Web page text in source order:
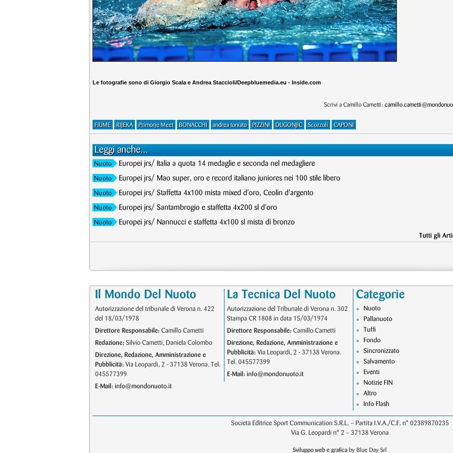
Le fotografie sono di Giorgio Scala e Andrea Staccioli/Deepbluemedia.eu - Inside.com
Scrivi a Camillo Cametti:
FIUME RIJEKA Primorje Meet BONACCHI andrea toniato PIZZINI DUGONJIC Scozzoli CAPONI
Leggi anche...
Nuoto Europei jrs/ Italia a quota 14 medaglie e seconda nel medagliere
Nuoto Europei jrs/ Mao super, oro e record italiano juniores nei 100 stile libero
Nuoto Europei jrs/ Staffetta 4x100 mista mixed d'oro, Ceolin d'argento
Nuoto Europei jrs/ Santambrogio e staffetta 4x200 sl d'oro
Nuoto Europei jrs/ Nannucci e staffetta 4x100 sl mista di bronzo
Tutti gli
Il Mondo Del Nuoto
Autorizzazione del tribunale di Verona n. 422
del 18/03/1978
Direttore Responsabile: Camillo Cametti
Redazione: Silvio Cametti, Daniela Colombo
Direzione, Redazione, Amministrazione e
Pubblicità: Via Leopardi, 2 - 37138 Verona. Tel.
045577399
E-Mail: info@mondonuoto.it
La Tecnica Del Nuoto
Autorizzazione del Tribunale di Verona n. 302
Stampa CR 1808 in data 15/03/1974
Direttore Responsabile: Camillo Cametti
Direzione, Redazione, Amministrazione e
Pubblicità: Via Leopardi, 2 - 37138 Verona.
Tel. 045577399
E-Mail: info@mondonuoto.it
Categorie
Nuoto
Pallanuoto
Tuffi
Fondo
Sincronizzato
Salvamento
Eventi
Notizie FIN
Altro
Info Flash
Società Editrice Sport Communication S.R.L. – Partita I.V.A./C.F. n° 02389870235
Via G. Leopardi n° 2 – 37138 Verona
Sviluppo web e grafica by Blue Day Srl